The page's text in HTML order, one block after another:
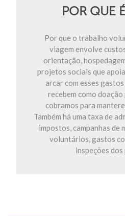
POR QUE
Por que o trabalho
viagem envolve
orientação,
projetos sociais que
arcar com esses
recebem como
cobramos para
Também há uma taxa de
impostos, campanhas de
voluntários, gastos
inspeções